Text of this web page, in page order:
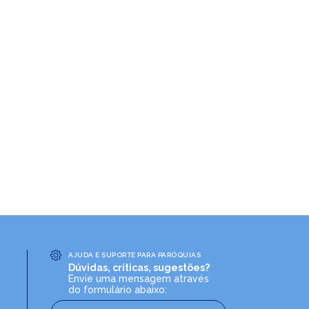
AJUDA E SUPORTE PARA PARÓQUIAS
Dúvidas, críticas, sugestões?
Envie uma mensagem através
do formulário abaixo: